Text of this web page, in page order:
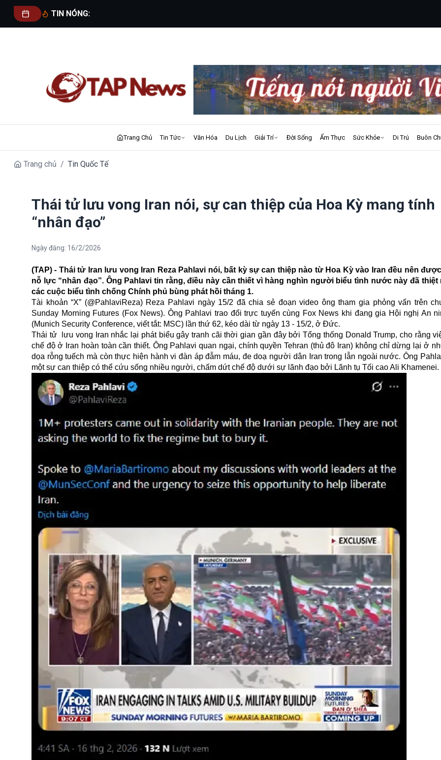
TIN NÓNG:
Trang Chủ Tin Tức Văn Hóa Du Lịch Giải Trí Đời Sống Ẩm Thực Sức Khỏe Di Trú Buôn
Trang chủ / Tin Quốc Tế
Thái tử lưu vong Iran nói, sự can thiệp của Hoa Kỳ mang tính
“nhân đạo”
Ngày đăng: 16/2/2026
(TAP) - Thái tử Iran lưu vong Iran Reza Pahlavi nói, bất kỳ sự can thiệp nào từ Hoa Kỳ vào Iran đều nên
nỗ lực “nhân đạo”. Ông Pahlavi tin rằng, điều này cần thiết vì hàng nghìn người biểu tình nước này đã thiệt
các cuộc biểu tình chống Chính phủ bùng phát hồi tháng 1.
Tài khoản “X” (@PahlaviReza) Reza Pahlavi ngày 15/2 đã chia sẻ đoạn video ông tham gia phỏng vấn trên
Sunday Morning Futures (Fox News). Ông Pahlavi trao đổi trực tuyến cùng Fox News khi đang gia Hội nghị An
(Munich Security Conference, viết tắt: MSC) lần thứ 62, kéo dài từ ngày 13 - 15/2, ở Đức.
Thái tử lưu vong Iran nhắc lại phát biểu gây tranh cãi thời gian gần đây bởi Tổng thống Donald Trump, cho rằng
chế độ ở Iran hoàn toàn cần thiết. Ông Pahlavi quan ngại, chính quyền Tehran (thủ đô Iran) không chỉ dừng lại ở
dọa rỗng tuếch mà còn thực hiện hành vi đàn áp đẫm máu, đe doạ người dân Iran trong lẫn ngoài nước. Ông
một sự can thiệp có thể cứu sống nhiều người, chấm dứt chế độ dưới sự lãnh đạo bởi Lãnh tụ Tối cao Ali Khamenei.